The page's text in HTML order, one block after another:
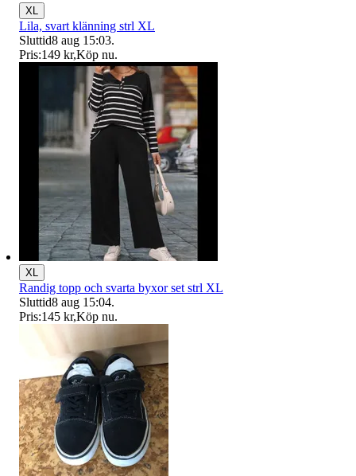
XL
Lila, svart klänning strl XL
Sluttid8 aug 15:03.
Pris:149 kr,Köp nu.
XL
Randig topp och svarta byxor set strl XL
Sluttid8 aug 15:04.
Pris:145 kr,Köp nu.